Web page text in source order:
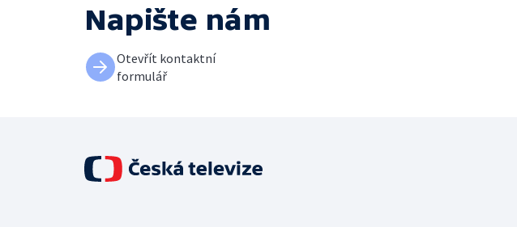
Napište nám
Otevřít kontaktní
formulář